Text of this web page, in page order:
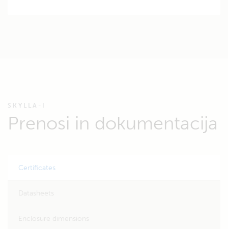
SKYLLA-I
Prenosi in dokumentacija
Certificates